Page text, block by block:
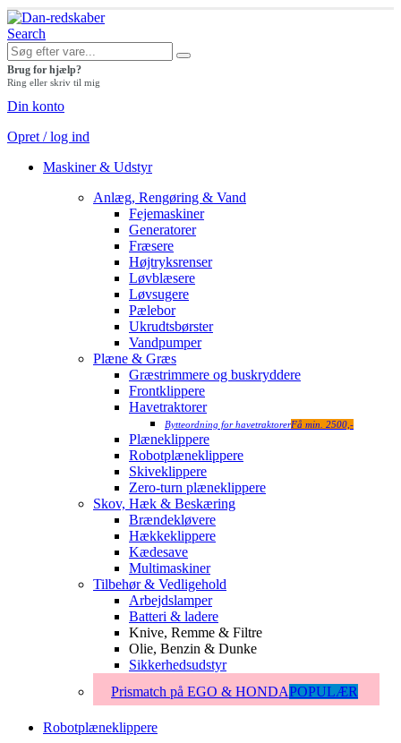
Search
Brug for hjælp?
Ring eller skriv til mig
Din konto
Opret / log ind
Maskiner & Udstyr
Anlæg, Rengøring & Vand
Fejemaskiner
Generatorer
Fræsere
Højtryksrenser
Løvblæsere
Løvsugere
Pælebor
Ukrudtsbørster
Vandpumper
Plæne & Græs
Græstrimmere og buskryddere
Frontklippere
Havetraktorer
Bytteordning for havetraktorerFå min. 2500,-
Plæneklippere
Robotplæneklippere
Skiveklippere
Zero-turn plæneklippere
Skov, Hæk & Beskæring
Brændekløvere
Hækkeklippere
Kædesave
Multimaskiner
Tilbehør & Vedligehold
Arbejdslamper
Batteri & ladere
Knive, Remme & Filtre
Olie, Benzin & Dunke
Sikkerhedsudstyr
Prismatch på EGO & HONDAPOPULÆR
Robotplæneklippere